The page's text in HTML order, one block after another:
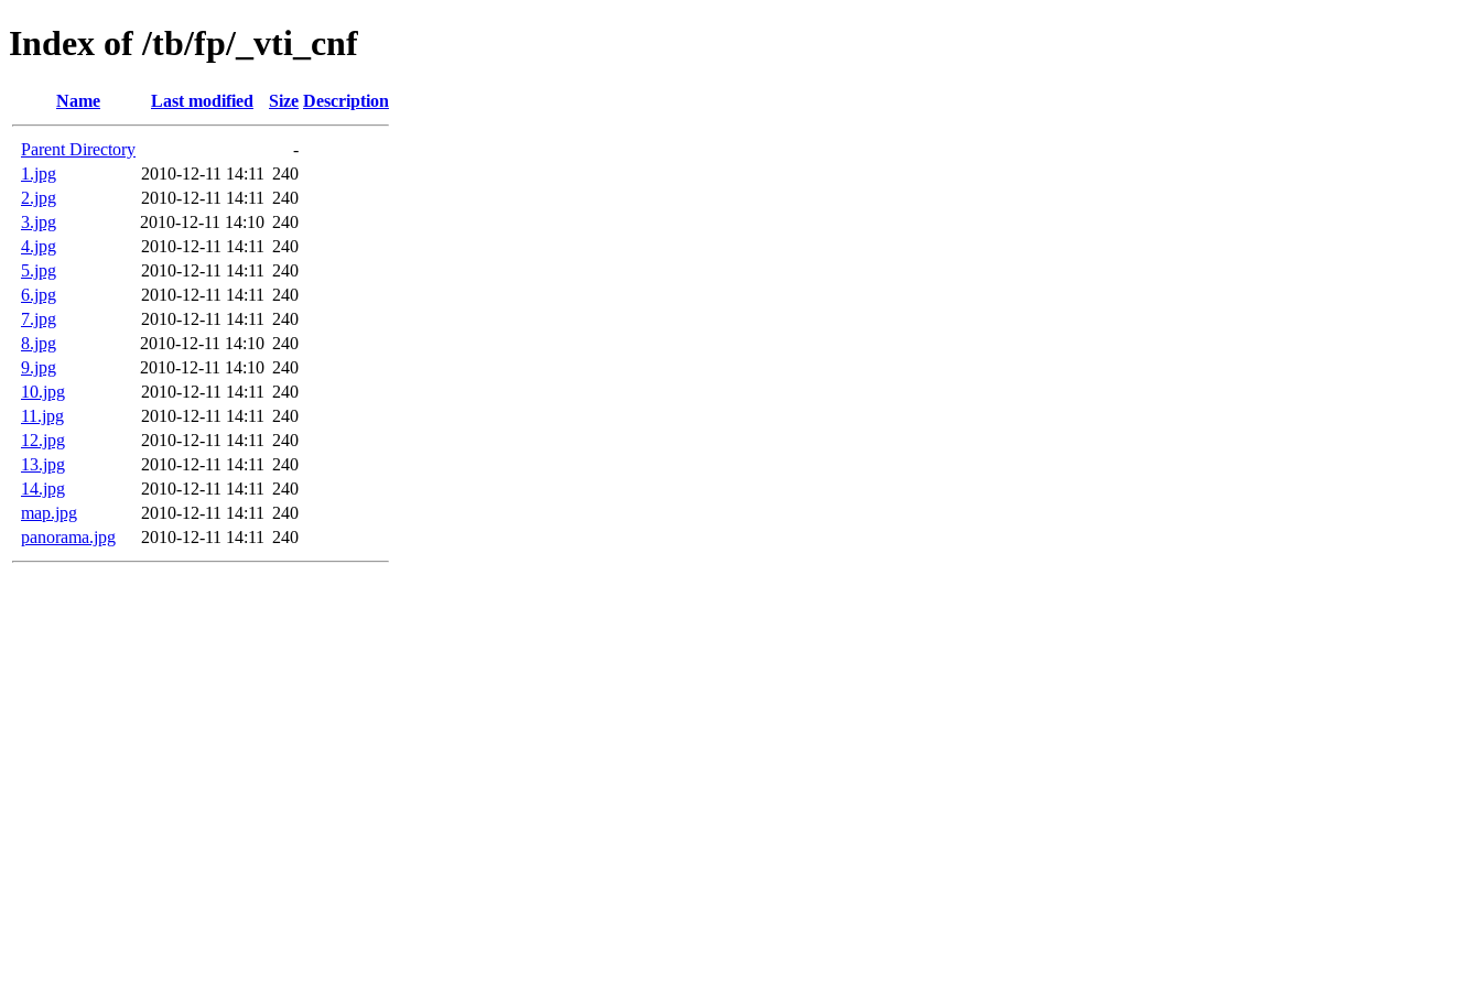
Index of /tb/fp/_vti_cnf
Name Last modified Size Description
Parent Directory
-
1.jpg
2010-12-11 14:11
240
2.jpg
2010-12-11 14:11
240
3.jpg
2010-12-11 14:10 240
4.jpg
2010-12-11 14:11
240
5.jpg
2010-12-11 14:11
240
6.jpg
2010-12-11 14:11
240
7.jpg
2010-12-11 14:11
240
8.jpg
2010-12-11 14:10 240
9.jpg
2010-12-11 14:10 240
10.jpg
2010-12-11 14:11
240
11.jpg
2010-12-11 14:11
240
12.jpg
2010-12-11 14:11
240
13.jpg
2010-12-11 14:11
240
14.jpg
2010-12-11 14:11
240
map.jpg
2010-12-11 14:11
240
panorama.jpg
2010-12-11 14:11 240